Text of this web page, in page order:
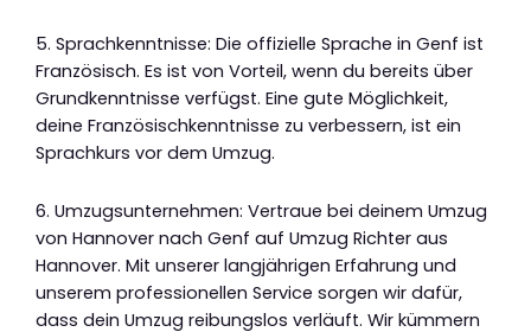
5. Sprachkenntnisse: Die offizielle Sprache in Genf ist
Französisch. Es ist von Vorteil, wenn du bereits über
Grundkenntnisse verfügst. Eine gute Möglichkeit,
deine Französischkenntnisse zu verbessern, ist ein
Sprachkurs vor dem Umzug.
6. Umzugsunternehmen: Vertraue bei deinem Umzug
von Hannover nach Genf auf Umzug Richter aus
Hannover. Mit unserer langjährigen Erfahrung und
unserem professionellen Service sorgen wir dafür,
dass dein Umzug reibungslos verläuft. Wir kümmern